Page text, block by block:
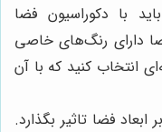
با دکوراسیون فضا
دارای رنگ‌های خاصی
انتخاب کنید که با آن
ابعاد فضا تاثیر بگذارد.